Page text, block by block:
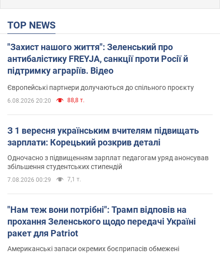
TOP NEWS
"Захист нашого життя": Зеленський про
антибалістику FREYJA, санкції проти Росії й
підтримку аграріїв. Відео
Європейські партнери долучаються до спільного проєкту
6.08.2026 20:20 88,8 т.
З 1 вересня українським вчителям підвищать
зарплати: Корецький розкрив деталі
Одночасно з підвищенням зарплат педагогам уряд анонсував
збільшення студентських стипендій
7.08.2026 00:29 7,1 т.
"Нам теж вони потрібні": Трамп відповів на
прохання Зеленського щодо передачі Україні
ракет для Patriot
Американські запаси окремих боєприпасів обмежені